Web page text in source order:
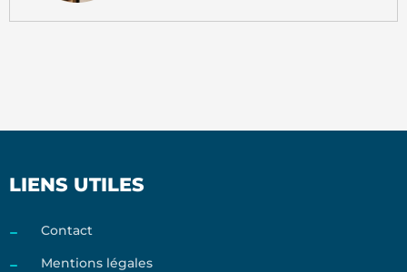
LIENS UTILES
Contact
Mentions légales